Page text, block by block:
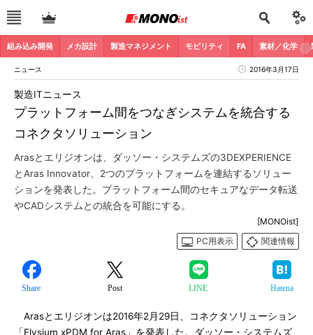
組み込み開発 メカ設計 製造マネジメント モビリティ FA 素材／化学
ニュース 2016年3月17日
プラットフォーム間をつなぎシステムを統合する
コネクタソリューション
製造ITニュース
Arasとエリジオンは、ダッソー・システムズの3DEXPERIENCE
とAras Innovator、2つのプラットフォームを連結するソリュー
ションを発表した。プラットフォーム間のセキュアなデータ転送
やCADシステムとの統合を可能にする。
[MONOist]
PC用表示
関連情報
Share Post LINE Hatena
Arasとエリジオンは2016年2月29日、コネクタソリューション
「Elysium xPDM for Aras」を発表した。ダッソー・システムズ